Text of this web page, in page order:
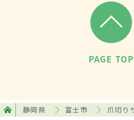
PAGE TOP
静岡県 富士市 爪切り